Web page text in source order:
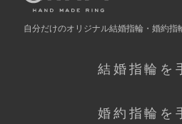
自分だけのオリジナル結婚指輪・婚約指
結婚指輪を
婚約指輪を